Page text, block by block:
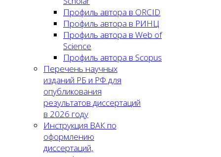
Профиль автора в ORCID
Профиль автора в РИНЦ
Профиль автора в Web of
Science
Профиль автора в Scopus
Перечень научных
изданий РБ и РФ для
опубликования
результатов диссертаций
в 2026 году
Инструкция ВАК по
оформлению
диссертаций,